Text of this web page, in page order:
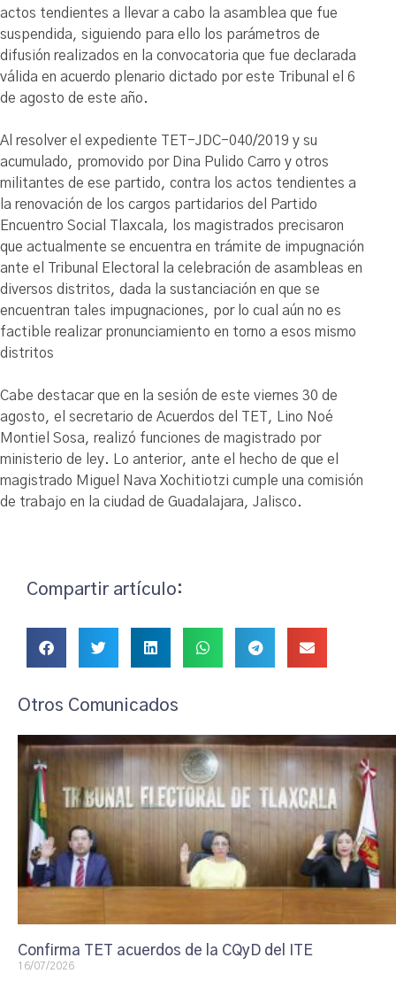
actos tendientes a llevar a cabo la asamblea que fue
suspendida, siguiendo para ello los parámetros de
difusión realizados en la convocatoria que fue declarada
válida en acuerdo plenario dictado por este Tribunal el 6
de agosto de este año.
Al resolver el expediente TET-JDC-040/2019 y su
acumulado, promovido por Dina Pulido Carro y otros
militantes de ese partido, contra los actos tendientes a
la renovación de los cargos partidarios del Partido
Encuentro Social Tlaxcala, los magistrados precisaron
que actualmente se encuentra en trámite de impugnación
ante el Tribunal Electoral la celebración de asambleas en
diversos distritos, dada la sustanciación en que se
encuentran tales impugnaciones, por lo cual aún no es
factible realizar pronunciamiento en torno a esos mismo
distritos
Cabe destacar que en la sesión de este viernes 30 de
agosto, el secretario de Acuerdos del TET, Lino Noé
Montiel Sosa, realizó funciones de magistrado por
ministerio de ley. Lo anterior, ante el hecho de que el
magistrado Miguel Nava Xochitiotzi cumple una comisión
de trabajo en la ciudad de Guadalajara, Jalisco.
Compartir artículo:
Otros Comunicados
Confirma TET acuerdos de la CQyD del ITE
16/07/2026